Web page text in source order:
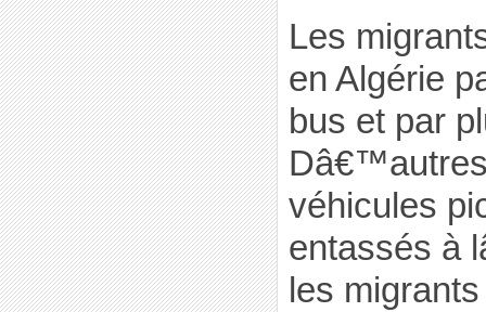
Les
en Algérie
bus et par
véhicules
entassés à
les